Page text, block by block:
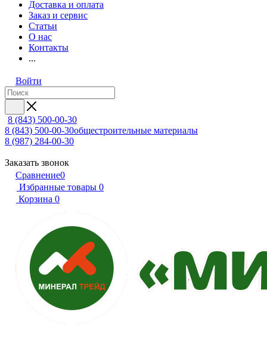
Доставка и оплата
Заказ и сервис
Статьи
О нас
Контакты
...
Войти
8 (843) 500-00-30
8 (843) 500-00-30общестроительные материалы
8 (987) 284-00-30
Заказать звонок
Сравнение0
Избранные товары 0
Корзина 0